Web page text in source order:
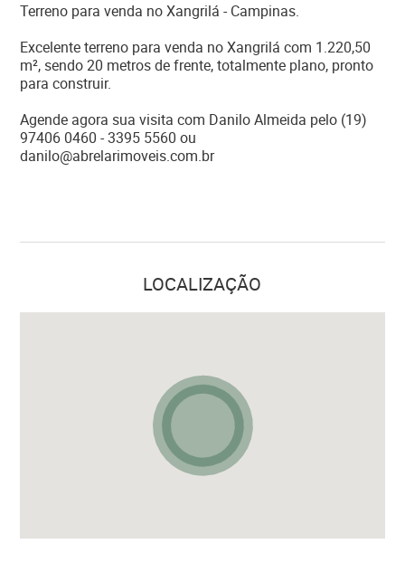
Terreno para venda no Xangrilá - Campinas.
Excelente terreno para venda no Xangrilá com 1.220,50
m², sendo 20 metros de frente, totalmente plano, pronto
para construir.
Agende agora sua visita com Danilo Almeida pelo (19)
97406 0460 - 3395 5560 ou
danilo@abrelarimoveis.com.br
LOCALIZAÇÃO